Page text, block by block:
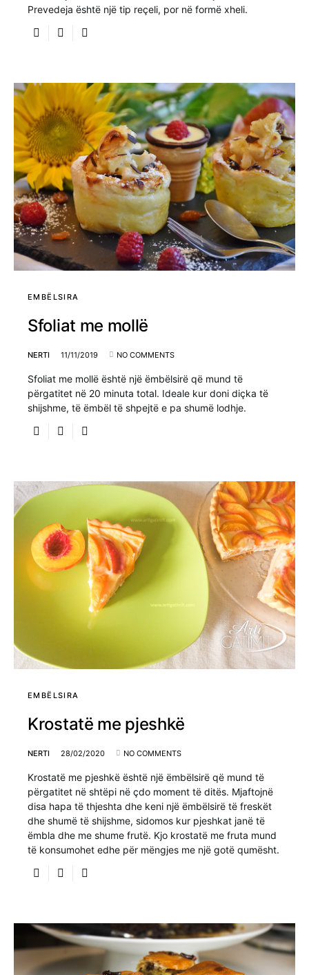
Prevedeja është një tip reçeli, por në formë xheli.
EMBËLSIRA
Sfoliat me mollë
NERTI 11/11/2019 NO COMMENTS
Sfoliat me mollë është një ëmbëlsirë që mund të
përgatitet në 20 minuta total. Ideale kur doni diçka të
shijshme, të ëmbël të shpejtë e pa shumë lodhje.
EMBËLSIRA
Krostatë me pjeshkë
NERTI 28/02/2020 NO COMMENTS
Krostatë me pjeshkë është një ëmbëlsirë që mund të
përgatitet në shtëpi në çdo moment të ditës. Mjaftojnë
disa hapa të thjeshta dhe keni një ëmbëlsirë të freskët
dhe shumë të shijshme, sidomos kur pjeshkat janë të
ëmbla dhe me shume frutë. Kjo krostatë me fruta mund
të konsumohet edhe për mëngjes me një gotë qumësht.